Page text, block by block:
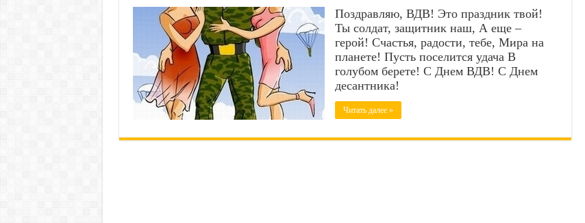
Поздравляю, ВДВ! Это праздник твой!
Ты солдат, защитник наш, А еще –
герой! Счастья, радости, тебе, Мира на
планете! Пусть поселится удача В
голубом берете! С Днем ВДВ! С Днем
десантника!
Читать далее »